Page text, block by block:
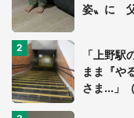
姿〟に 父
「上野
まま『や
さま...」